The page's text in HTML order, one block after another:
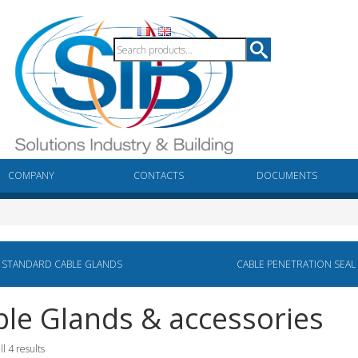
COMPANY CONTACTS DOCUMENTS
STANDARD CABLE GLANDS CABLE PENETRATION SEAL
Glands & accessories
4 results